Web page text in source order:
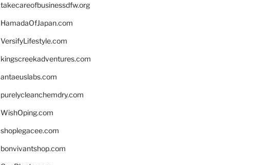
takecareofbusinessdfw.org
HamadaOfJapan.com
VersifyLifestyle.com
kingscreekadventures.com
antaeuslabs.com
purelycleanchemdry.com
WishOping.com
shoplegacee.com
bonvivantshop.com